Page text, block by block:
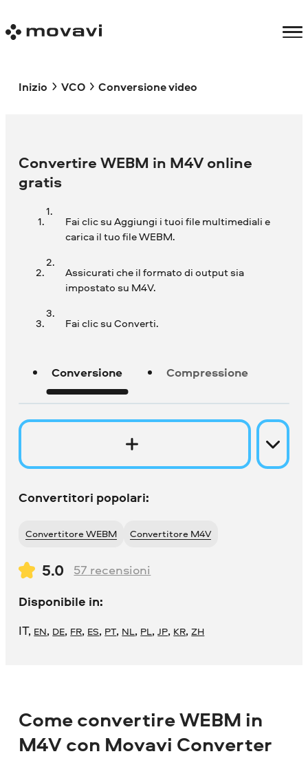
Inizio VCO Conversione video
Convertire WEBM in M4V online
gratis
Fai clic su Aggiungi i tuoi file multimediali e
carica il tuo file WEBM.
Assicurati che il formato di output sia
impostato su M4V.
Fai clic su Converti.
Conversione Compressione
Convertitori popolari:
Convertitore WEBM Convertitore M4V
5.0 57 recensioni
Disponibile in:
IT, EN, DE, FR, ES, PT, NL, PL,JP, KR,ZH
Come convertire WEBM in
M4V con Movavi Converter